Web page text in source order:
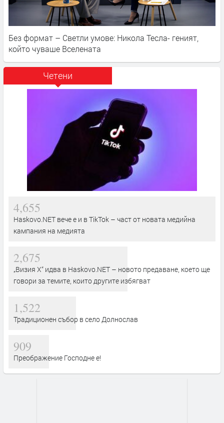
Без формат – Светли умове: Никола Тесла- геният,
който чуваше Вселената
Четени
4,655
Haskovo.NET вече е и в TikTok – част от новата медийна
кампания на медията
2,675
„Визия Х“ идва в Haskovo.NET – новото предаване, което ще
говори за темите, които другите избягват
1,522
Традиционен събор в село Долнослав
909
Преображение Господне е!